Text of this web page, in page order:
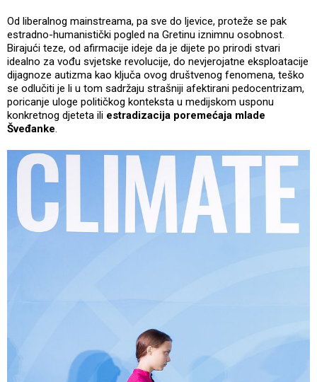
Od liberalnog mainstreama, pa sve do ljevice, proteže se pak
estradno-humanistički pogled na Gretinu iznimnu osobnost.
Birajući teze, od afirmacije ideje da je dijete po prirodi stvari
idealno za vođu svjetske revolucije, do nevjerojatne eksploatacije
dijagnoze autizma kao ključa ovog društvenog fenomena, teško
se odlučiti je li u tom sadržaju strašniji afektirani pedocentrizam,
poricanje uloge političkog konteksta u medijskom usponu
konkretnog djeteta ili estradizacija poremećaja mlade
Šveđanke.